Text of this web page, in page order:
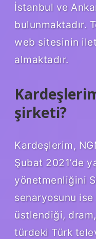
İstanbul ve
bulunmaktadır.
web sitesinin
almaktadır.
şirketi?
Kardeşlerim,
Şubat 2021’de
yönetmenliğini
senaryosunu ise
üstlendiği,
türdeki Türk